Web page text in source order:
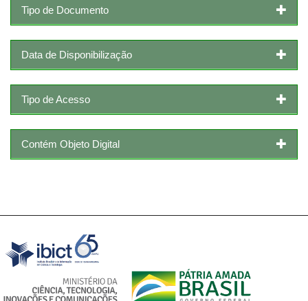
Tipo de Documento
Data de Disponibilização
Tipo de Acesso
Contém Objeto Digital